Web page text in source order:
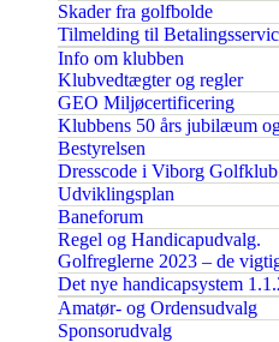
Skader fra golfbolde
Tilmelding til
Info om klubben
Klubvedtægter og regler
GEO Miljøcertificering
Klubbens 50 års jubilæum
Bestyrelsen
Dresscode i Viborg Golfklub
Udviklingsplan
Baneforum
Regel og Handicapudvalg.
Golfreglerne 2023 – de
Det nye handicapsystem
Amatør- og Ordensudvalg
Sponsorudvalg